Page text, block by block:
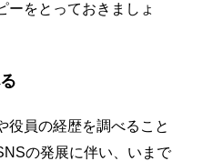
ーをとっておきましょ
役員の経歴を調べること
の発展に伴い、いまで